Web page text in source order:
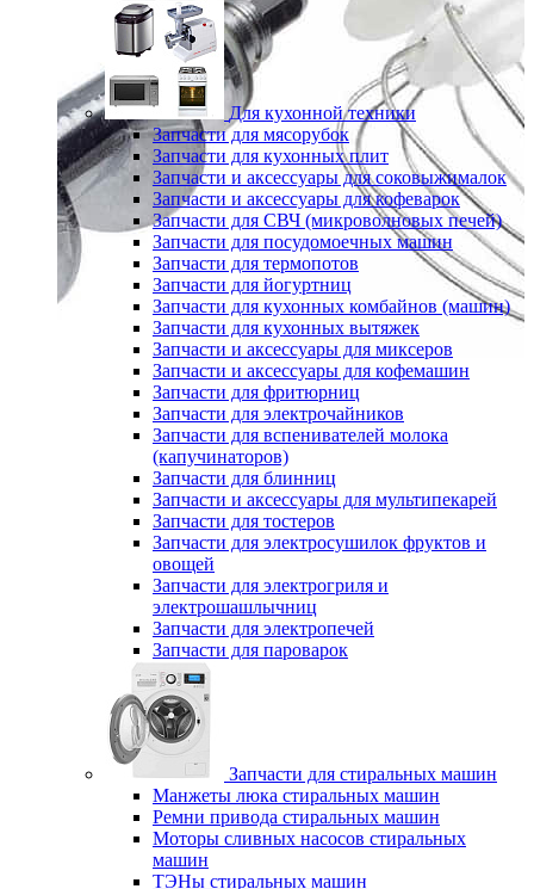
Для кухонной техники
Запчасти для мясорубок
Запчасти для кухонных плит
Запчасти и аксессуары для соковыжималок
Запчасти и аксессуары для кофеварок
Запчасти для СВЧ (микроволновых печей)
Запчасти для посудомоечных машин
Запчасти для термопотов
Запчасти для йогуртниц
Запчасти для кухонных комбайнов (машин)
Запчасти для кухонных вытяжек
Запчасти и аксессуары для миксеров
Запчасти и аксессуары для кофемашин
Запчасти для фритюрниц
Запчасти для электрочайников
Запчасти для вспенивателей молока
(капучинаторов)
Запчасти для блинниц
Запчасти и аксессуары для мультипекарей
Запчасти для тостеров
Запчасти для электросушилок фруктов и
овощей
Запчасти для электрогриля и
электрошашлычниц
Запчасти для электропечей
Запчасти для пароварок
Запчасти для стиральных машин
Манжеты люка стиральных машин
Ремни привода стиральных машин
Моторы сливных насосов стиральных
машин
ТЭНы стиральных машин